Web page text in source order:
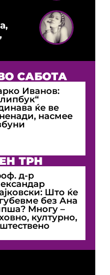
САБОТА
Иванов:
ќе ве
насмее
ТРН
д-р
Што ќе
без Ана
Многу –
културно,